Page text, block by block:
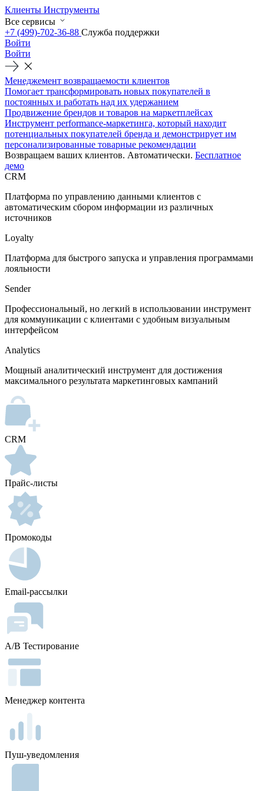
Клиенты Инструменты
Все сервисы
+7 (499)-702-36-88 Служба поддержки
Войти
Войти
Менеджемент возвращаемости клиентов
Помогает трансформировать новых покупателей в
постоянных и работать над их удержанием
Продвижение брендов и товаров на маркетплейсах
Инструмент performance-маркетинга, который находит
потенциальных покупателей бренда и демонстрирует им
персонализированные товарные рекомендации
Возвращаем ваших клиентов. Автоматически. Бесплатное
демо
CRM
Платформа по управлению данными клиентов с
автоматическим сбором информации из различных
источников
Loyalty
Платформа для быстрого запуска и управления программами
лояльности
Sender
Профессиональный, но легкий в использовании инструмент
для коммуникации с клиентами с удобным визуальным
интерфейсом
Analytics
Мощный аналитический инструмент для достижения
максимального результата маркетинговых кампаний
CRM
Прайс-листы
Промокоды
Email-рассылки
A/B Тестирование
Менеджер контента
Пуш-уведомления